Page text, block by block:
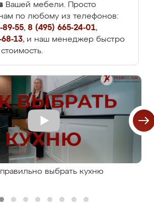
Вашей мебели. Просто
по любому из телефонов:
55, 8 (495) 665-24-01,
13, и наш менеджер быстро
выбрать кухню